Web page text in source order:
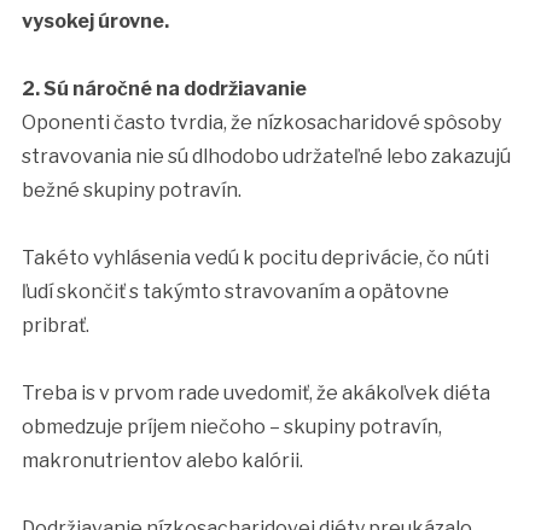
vysokej úrovne.
2. Sú náročné na dodržiavanie
Oponenti často tvrdia, že nízkosacharidové spôsoby
stravovania nie sú dlhodobo udržateľné lebo zakazujú
bežné skupiny potravín.
Takéto vyhlásenia vedú k pocitu deprivácie, čo núti
ľudí skončiť s takýmto stravovaním a opätovne
pribrať.
Treba is v prvom rade uvedomiť, že akákoľvek diéta
obmedzuje príjem niečoho – skupiny potravín,
makronutrientov alebo kalórii.